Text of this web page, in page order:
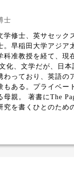
士
学修士、英サセック
。早稲田大学アジア
科准教授を経て、現
化、文学だが、日
わっており、英語の
もある。プライベー
親。 著書にThe
究を書くひとのため